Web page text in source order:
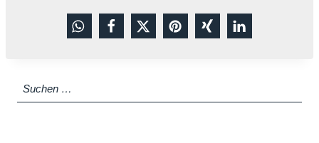
Suchen
nach: